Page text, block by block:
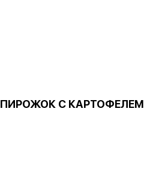
ПИРОЖОК С КАРТОФЕЛЕМ